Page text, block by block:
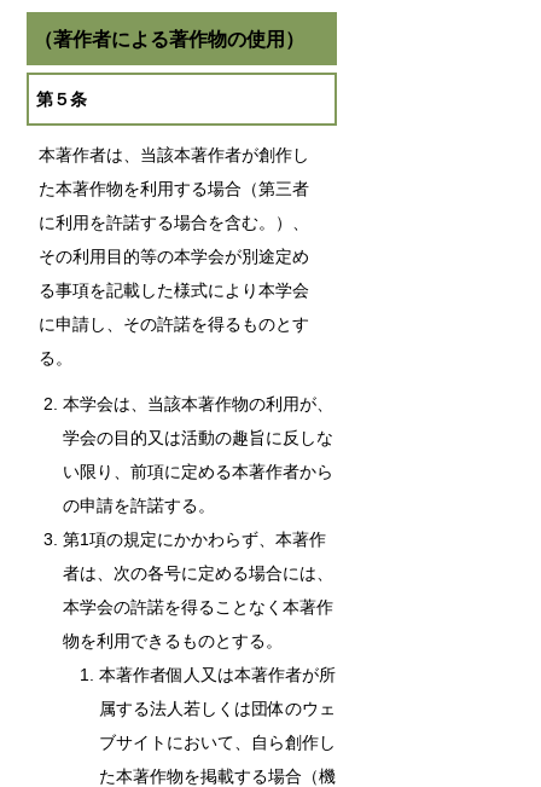
（著作者による著作物の使用）
第５条
本著作者は、当該本著作者が創作し
た本著作物を利用する場合（第三者
に利用を許諾する場合を含む。）、
その利用目的等の本学会が別途定め
る事項を記載した様式により本学会
に申請し、その許諾を得るものとす
る。
本学会は、当該本著作物の利用が、
学会の目的又は活動の趣旨に反しな
い限り、前項に定める本著作者から
の申請を許諾する。
第1項の規定にかかわらず、本著作
者は、次の各号に定める場合には、
本学会の許諾を得ることなく本著作
物を利用できるものとする。
本著作者個人又は本著作者が所
属する法人若しくは団体のウェ
ブサイトにおいて、自ら創作し
た本著作物を掲載する場合（機